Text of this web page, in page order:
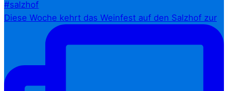
Diese Woche kehrt das Weinfest auf den Salzhof zur